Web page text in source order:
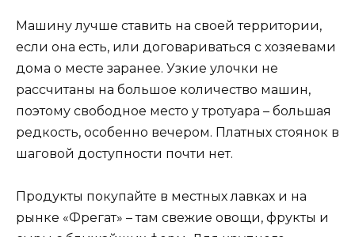
Машину лучше ставить на своей территории,
если она есть, или договариваться с хозяевами
дома о месте заранее. Узкие улочки не
рассчитаны на большое количество машин,
поэтому свободное место у тротуара – большая
редкость, особенно вечером. Платных стоянок в
шаговой доступности почти нет.
Продукты покупайте в местных лавках и на
рынке «Фрегат» – там свежие овощи, фрукты и